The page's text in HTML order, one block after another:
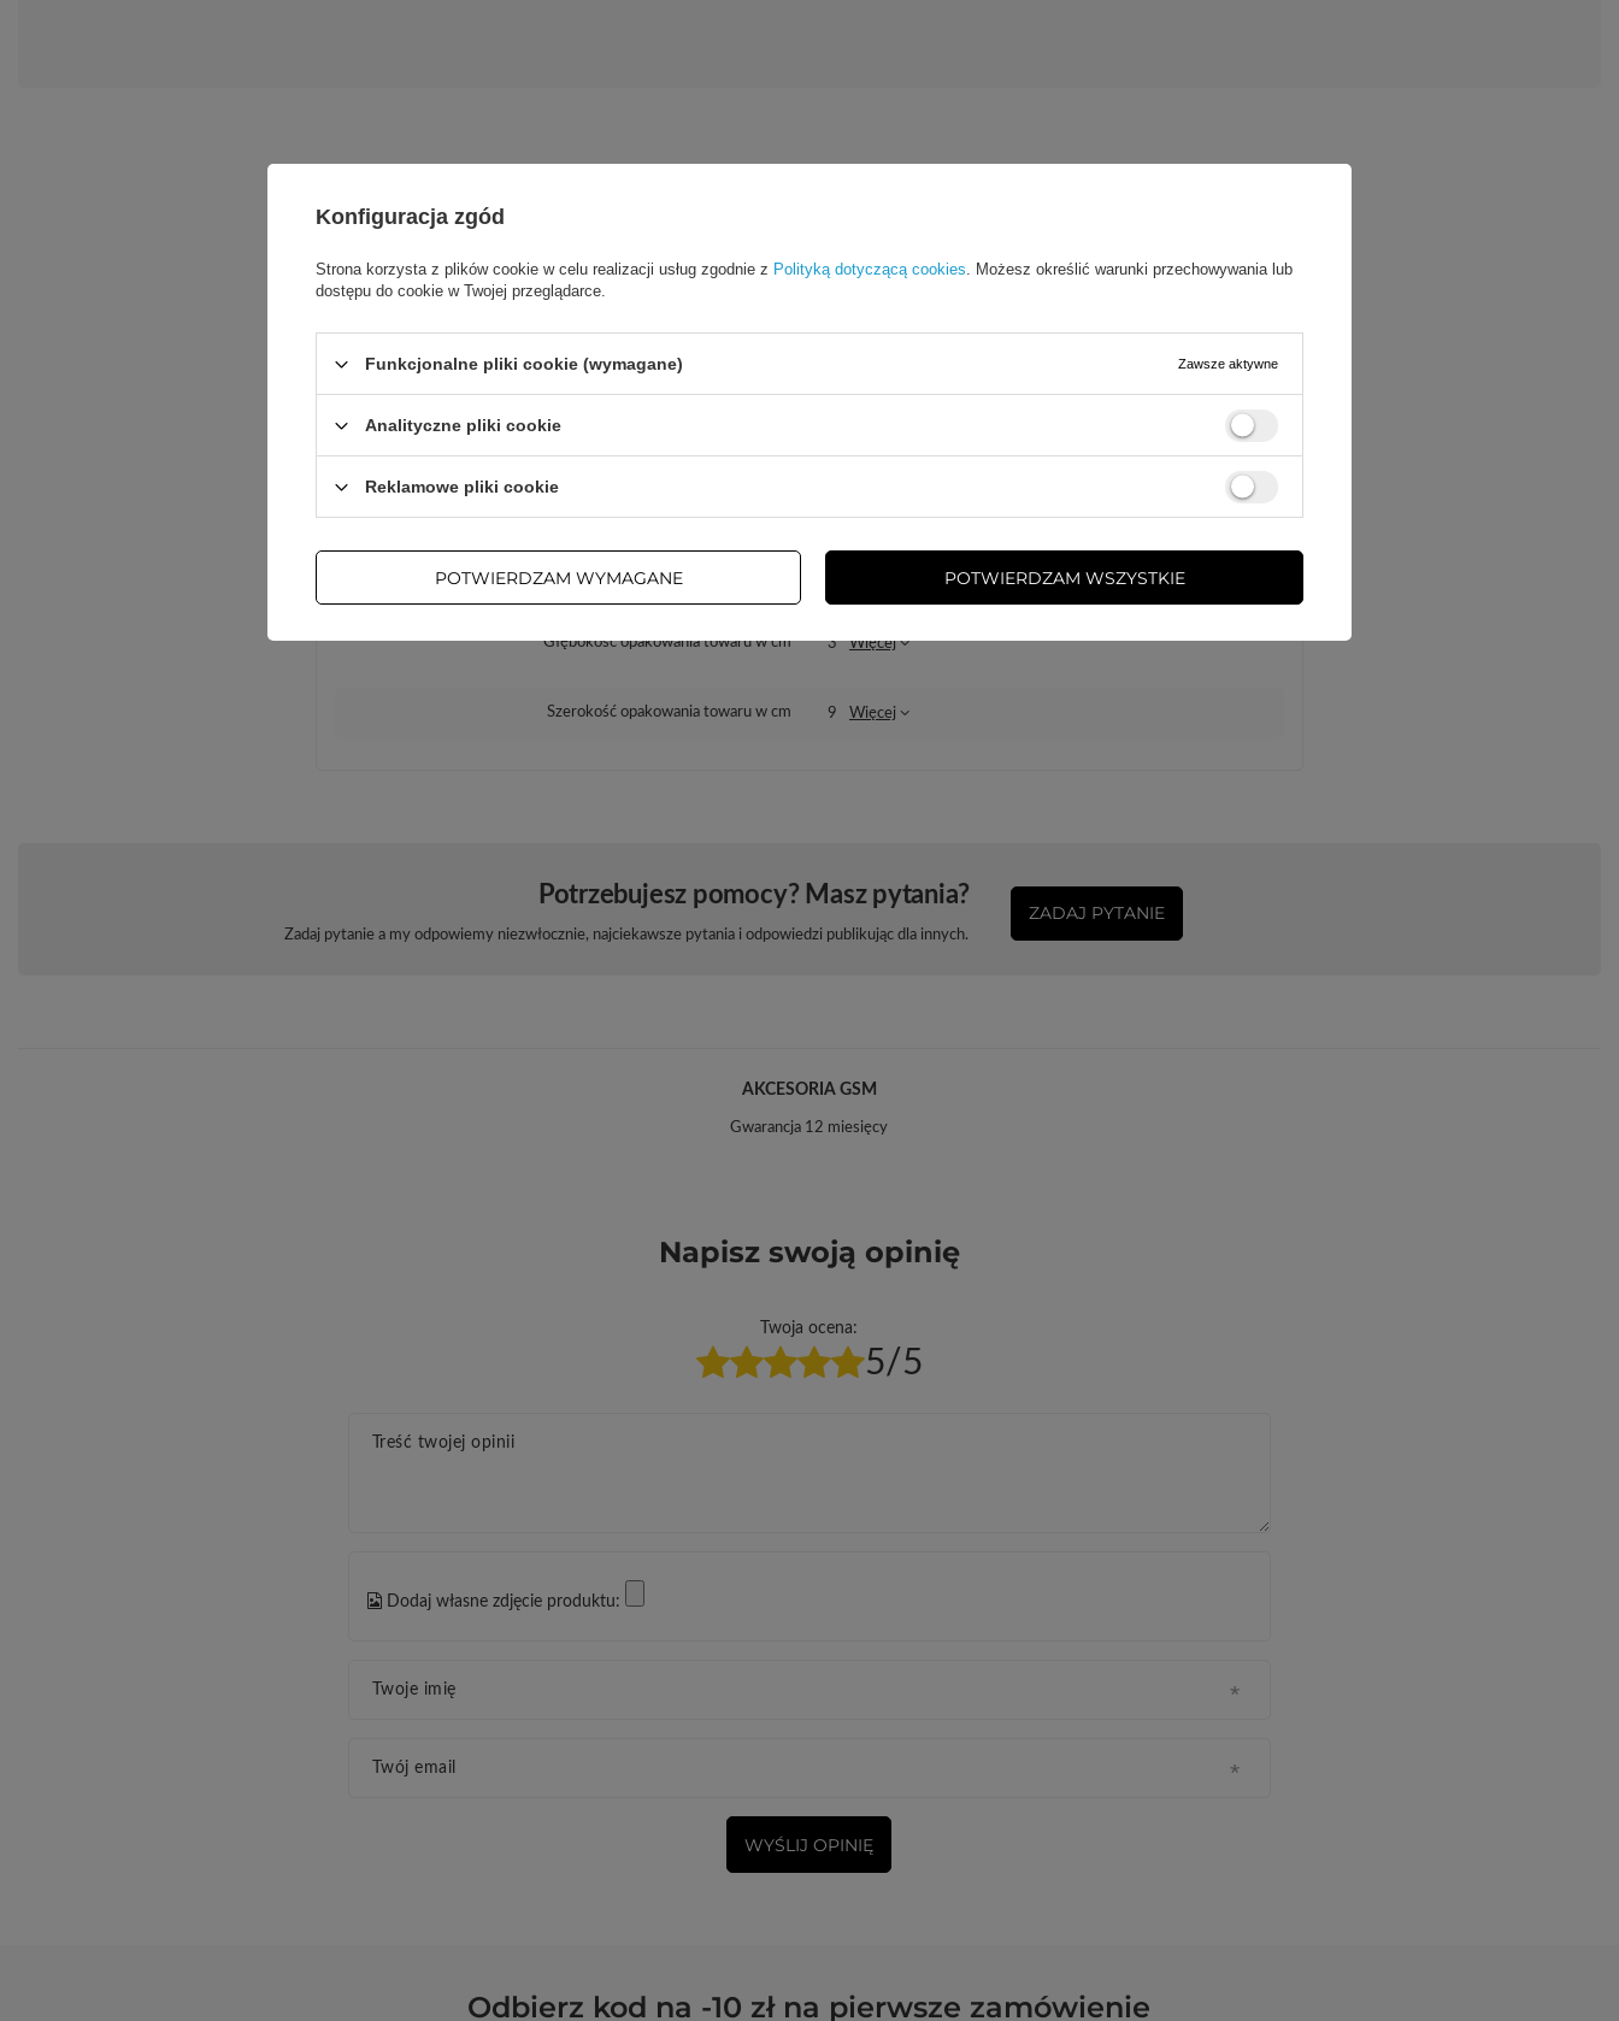
Podmiot odpowiedzialny za ten produkt na terenie UE
Wysokość opakowania towaru w cm
Głębokość opakowania towaru w cm 3 Więcej
Szerokość opakowania towaru w cm 9 Więcej
Potrzebujesz pomocy? Masz pytania?
Zadaj pytanie a my odpowiemy niezwłocznie, najciekawsze pytania i odpowiedzi publikując dla innych.
ZADAJ PYTANIE
AKCESORIA GSM
Gwarancja 12 miesięcy
Napisz swoją opinię
Twoja ocena:
5/5
Treść twojej opinii
Dodaj własne zdjęcie produktu:
Twoje imię
Twój email
WYŚLIJ OPINIĘ
Odbierz kod na -10 zł na pierwsze zamówienie
Konfiguracja zgód
Strona korzysta z plików cookie w celu realizacji usług zgodnie z Polityką dotyczącą cookies. Możesz określić warunki przechowywania lub
dostępu do cookie w Twojej przeglądarce.
Funkcjonalne pliki cookie (wymagane) Zawsze aktywne
Analityczne pliki cookie
Reklamowe pliki cookie
POTWIERDZAM WYMAGANE POTWIERDZAM WSZYSTKIE